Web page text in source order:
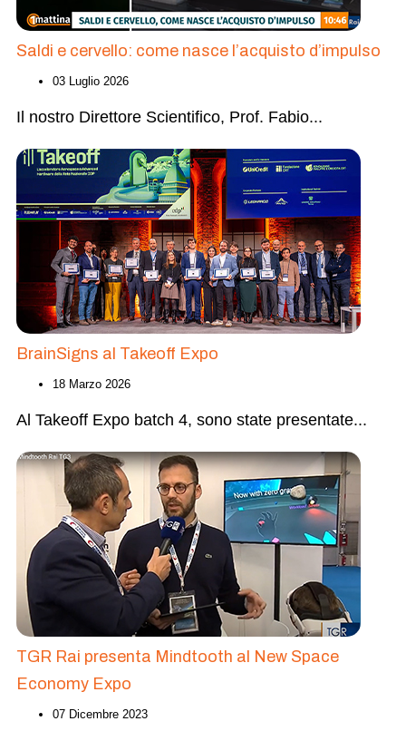
Saldi e cervello: come nasce l’acquisto d’impulso
03 Luglio 2026
Il nostro Direttore Scientifico, Prof. Fabio...
BrainSigns al Takeoff Expo
18 Marzo 2026
Al Takeoff Expo batch 4, sono state presentate...
TGR Rai presenta Mindtooth al New Space
Economy Expo
07 Dicembre 2023